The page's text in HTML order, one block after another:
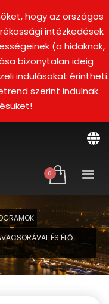
hogy az országos
intézkedések
(a hidaknak,
bizonytalan ideig
indulásokat érintheti.
szerint indulnak.
ÉS ÉLŐ